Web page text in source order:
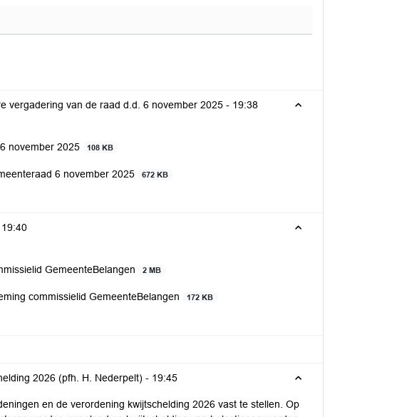
vergadering van de raad d.d. 6 november 2025 - 19:38
november 2025
108 KB
6 november 2025 672 KB
19:40
GemeenteBelangen
2 MB
commissielid GemeenteBelangen 172 KB
2026 (pfh. H. Nederpelt) - 19:45
en de verordening kwijtschelding 2026 vast te stellen. Op